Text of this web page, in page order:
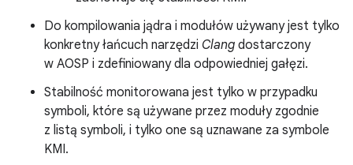
Do kompilowania jądra i modułów używany jest tylko
konkretny łańcuch narzędzi Clang dostarczony
w AOSP i zdefiniowany dla odpowiedniej gałęzi.
Stabilność monitorowana jest tylko w przypadku
symboli, które są używane przez moduły zgodnie
z listą symboli, i tylko one są uznawane za symbole
KMI.